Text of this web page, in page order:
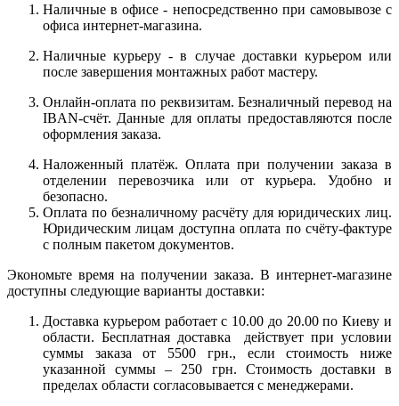
Наличные в офисе - непосредственно при самовывозе с
офиса интернет-магазина.
Наличные курьеру - в случае доставки курьером или
после завершения монтажных работ мастеру.
Онлайн-оплата по реквизитам. Безналичный перевод на
IBAN-счёт. Данные для оплаты предоставляются после
оформления заказа.
Наложенный платёж. Оплата при получении заказа в
отделении перевозчика или от курьера. Удобно и
безопасно.
Оплата по безналичному расчёту для юридических лиц.
Юридическим лицам доступна оплата по счёту-фактуре
с полным пакетом документов.
Экономьте время на получении заказа. В интернет-магазине
доступны следующие варианты доставки:
Доставка курьером работает с 10.00 до 20.00 по Киеву и
области. Бесплатная доставка действует при условии
суммы заказа от 5500 грн., если стоимость ниже
указанной суммы – 250 грн. Стоимость доставки в
пределах области согласовывается с менеджерами.